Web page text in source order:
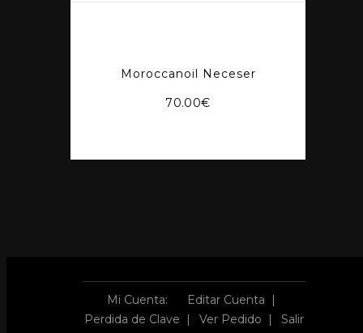
Moroccanoil Neceser
70.00€
Mi Cuenta:
Editar Cuenta
Perdida de Clave
Ver Pedido Salir